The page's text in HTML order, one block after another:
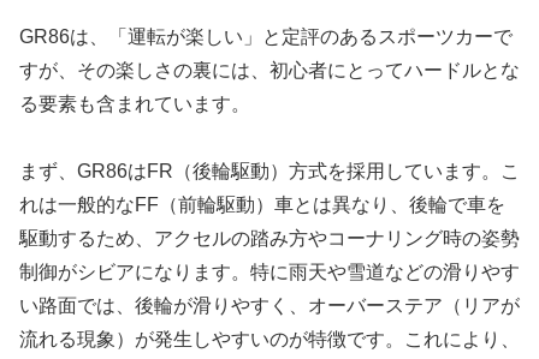
GR86は、「運転が楽しい」と定評のあるスポーツカーで
すが、その楽しさの裏には、初心者にとってハードルとな
る要素も含まれています。
まず、GR86はFR（後輪駆動）方式を採用しています。こ
れは一般的なFF（前輪駆動）車とは異なり、後輪で車を
駆動するため、アクセルの踏み方やコーナリング時の姿勢
制御がシビアになります。特に雨天や雪道などの滑りやす
い路面では、後輪が滑りやすく、オーバーステア（リアが
流れる現象）が発生しやすいのが特徴です。これにより、